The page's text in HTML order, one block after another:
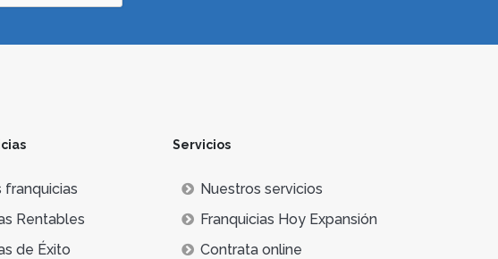
franquicias
Rentables
de Éxito
Servicios
Nuestros servicios
Franquicias Hoy Expansión
Contrata online